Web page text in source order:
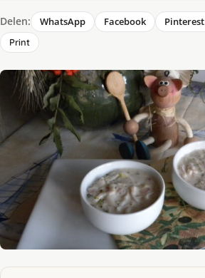
Delen: WhatsApp Facebook Pinterest
Print